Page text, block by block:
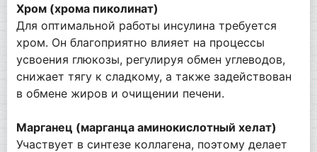
Хром (хрома пиколинат)
Для оптимальной работы инсулина требуется
хром. Он благоприятно влияет на процессы
усвоения глюкозы, регулируя обмен углеводов,
снижает тягу к сладкому, а также задействован
в обмене жиров и очищении печени.
Марганец (марганца аминокислотный хелат)
Участвует в синтезе коллагена, поэтому делает